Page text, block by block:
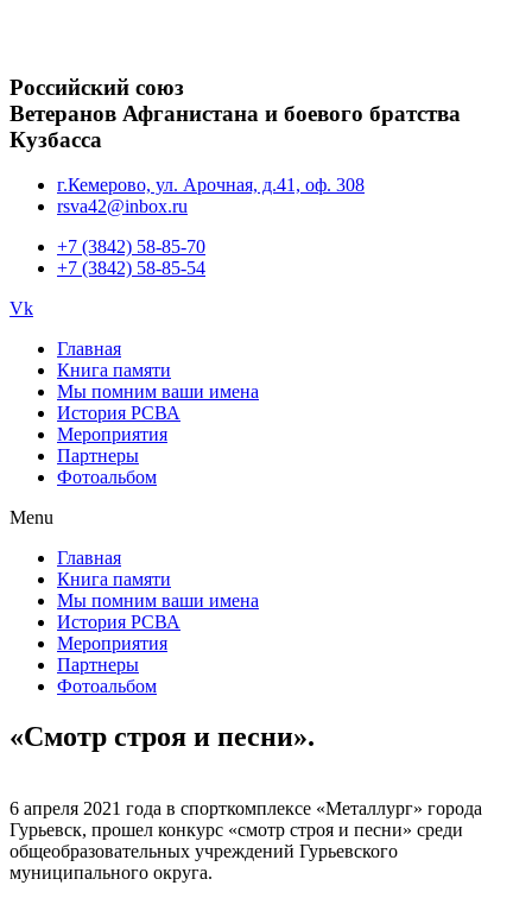
Российский союз
Ветеранов Афганистана и боевого братства
Кузбасса
г.Кемерово, ул. Арочная, д.41, оф. 308
rsva42@inbox.ru
+7 (3842) 58-85-70
+7 (3842) 58-85-54
Vk
Главная
Книга памяти
Мы помним ваши имена
История РСВА
Мероприятия
Партнеры
Фотоальбом
Menu
Главная
Книга памяти
Мы помним ваши имена
История РСВА
Мероприятия
Партнеры
Фотоальбом
«Смотр строя и песни».
6 апреля 2021 года в спорткомплексе «Металлург» города
Гурьевск, прошел конкурс «смотр строя и песни» среди
общеобразовательных учреждений Гурьевского
муниципального округа.